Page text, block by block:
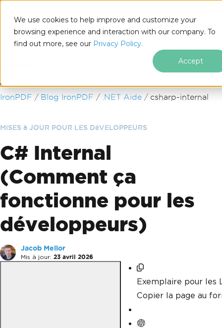
We use cookies to help improve and customize your
browsing experience and interaction with our company. To
find out more, see our Privacy Policy.
Accept
Passer au contenu du pied de page
IronPDF Blog IronPDF .NET Aide csharp-internal
MISES à JOUR POUR LES DéVELOPPEURS
C# Internal
(Comment ça
fonctionne pour les
développeurs)
Jacob Mellor
Mis à jour: 23 avril 2026
Exemplaire pour les
Copier la page au